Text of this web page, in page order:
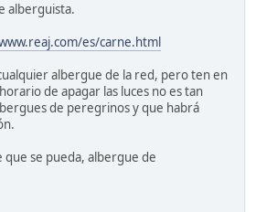
alberguista.
es/carne.html
albergue de la red, pero ten en
de apagar las luces no es tan
de peregrinos y que habrá
que se pueda, albergue de